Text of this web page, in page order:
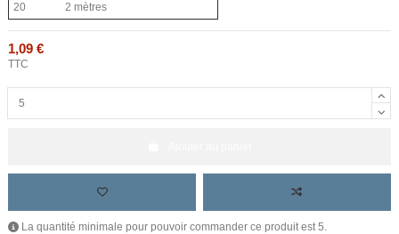
20
2 mètres
1,09 €
TTC
La quantité minimale pour pouvoir commander ce produit est 5.